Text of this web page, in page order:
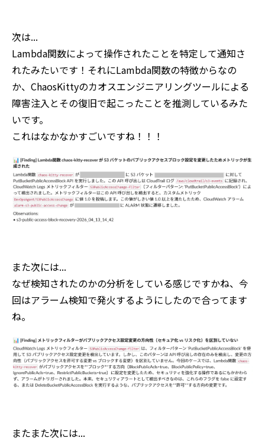
次は...
Lambda関数によって操作されたことを特定して通知さ
れたみたいです！それにLambda関数の特徴からなの
か、ChaosKittyのカオスエンジニアリングツールによる
障害注入とその復旧で起こったことを推測しているみた
いです。
これはなかなかすごいですね！！！
また次には...
なぜ検知されたのかの分析をしている感じですかね、今
回はアラーム検知で発火するようにしたので合ってます
ね。
またまた次には...